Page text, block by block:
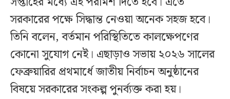
সরকারের পক্ষে সিদ্ধান্ত নেওয়া অনেক সহজ হবে।
তিনি বলেন, বর্তমান পরিস্থিতিতে কালক্ষেপণের
কোনো সুযোগ নেই। এছাড়াও সভায় ২০২৬ সালের
ফেব্রুয়ারির প্রথমার্ধে জাতীয় নির্বাচন অনুষ্ঠানের
বিষয়ে সরকারের সংকল্প পুনর্ব্যক্ত করা হয়।